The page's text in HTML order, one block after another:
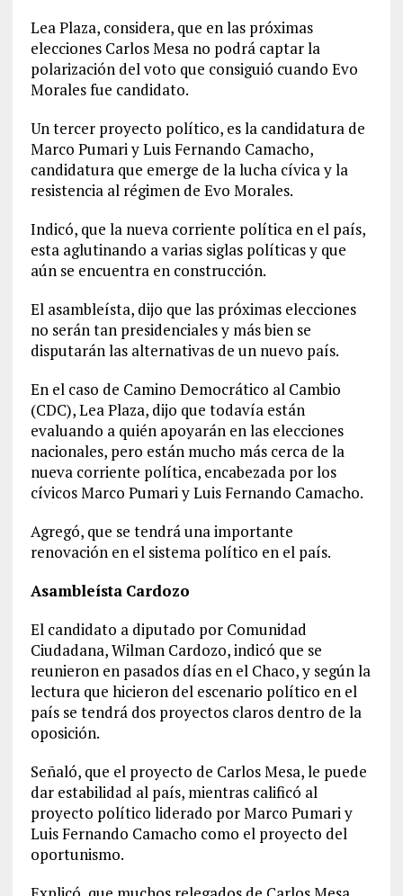
Lea Plaza, considera, que en las próximas
elecciones Carlos Mesa no podrá captar la
polarización del voto que consiguió cuando Evo
Morales fue candidato.
Un tercer proyecto político, es la candidatura de
Marco Pumari y Luis Fernando Camacho,
candidatura que emerge de la lucha cívica y la
resistencia al régimen de Evo Morales.
Indicó, que la nueva corriente política en el país,
esta aglutinando a varias siglas políticas y que
aún se encuentra en construcción.
El asambleísta, dijo que las próximas elecciones
no serán tan presidenciales y más bien se
disputarán las alternativas de un nuevo país.
En el caso de Camino Democrático al Cambio
(CDC), Lea Plaza, dijo que todavía están
evaluando a quién apoyarán en las elecciones
nacionales, pero están mucho más cerca de la
nueva corriente política, encabezada por los
cívicos Marco Pumari y Luis Fernando Camacho.
Agregó, que se tendrá una importante
renovación en el sistema político en el país.
Asambleísta Cardozo
El candidato a diputado por Comunidad
Ciudadana, Wilman Cardozo, indicó que se
reunieron en pasados días en el Chaco, y según la
lectura que hicieron del escenario político en el
país se tendrá dos proyectos claros dentro de la
oposición.
Señaló, que el proyecto de Carlos Mesa, le puede
dar estabilidad al país, mientras calificó al
proyecto político liderado por Marco Pumari y
Luis Fernando Camacho como el proyecto del
oportunismo.